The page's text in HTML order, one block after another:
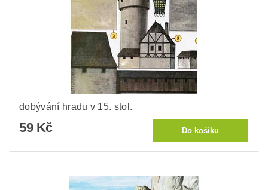
dobývání hradu v 15. stol.
59 Kč